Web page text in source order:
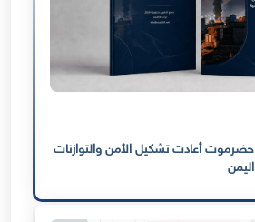
حضرموت أعادت تشكيل الأمن والتوازنات